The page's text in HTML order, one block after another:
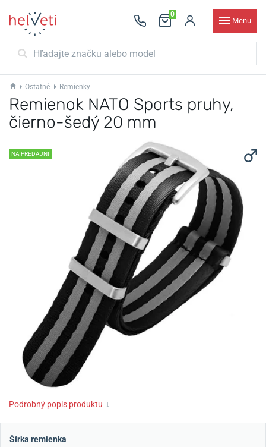
0
Menu
Ostatné Remienky
Remienok NATO Sports pruhy,
čierno-šedý 20 mm
NA PREDAJNI
Podrobný popis produktu ↓
Šírka remienka